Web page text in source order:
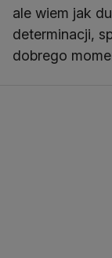
ale wiem jak
determinacji,
dobrego